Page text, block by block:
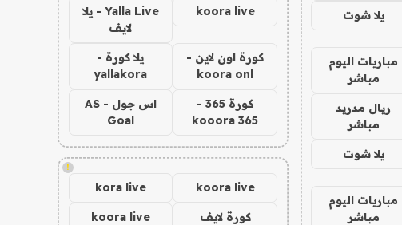
يلا شوت
مباريات اليوم
مباشر
ريال مدريد
مباشر
يلا شوت
مباريات اليوم
مباشر
koora live
Yalla Live - يلا
لايف
كورة اون لاين -
koora onl
يلا كورة -
yallakora
كورة 365 -
kooora 365
اس جول - AS
Goal
!
koora live
kora live
كورة لايف koora live